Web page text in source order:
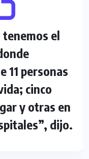
el
11 personas
cinco
y otras en
dijo.